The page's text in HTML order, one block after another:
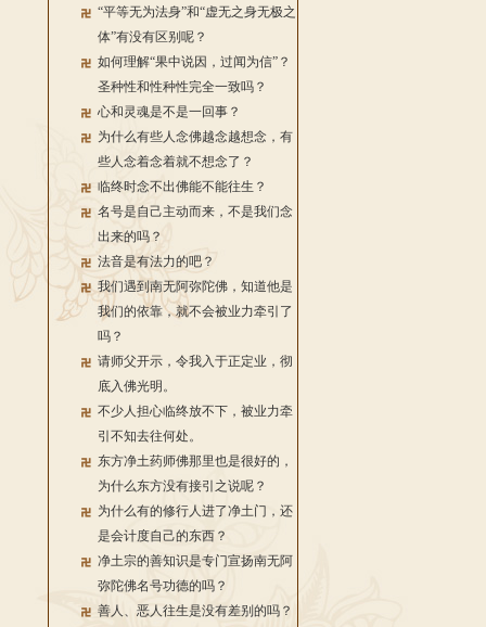
“平等无为法身”和“虚无之身无极之
体”有没有区别呢？
如何理解“果中说因，过闻为信”？
圣种性和性种性完全一致吗？
心和灵魂是不是一回事？
为什么有些人念佛越念越想念，有
些人念着念着就不想念了？
临终时念不出佛能不能往生？
名号是自己主动而来，不是我们念
出来的吗？
法音是有法力的吧？
我们遇到南无阿弥陀佛，知道他是
我们的依靠，就不会被业力牵引了
吗？
请师父开示，令我入于正定业，彻
底入佛光明。
不少人担心临终放不下，被业力牵
引不知去往何处。
东方净土药师佛那里也是很好的，
为什么东方没有接引之说呢？
为什么有的修行人进了净土门，还
是会计度自己的东西？
净土宗的善知识是专门宣扬南无阿
弥陀佛名号功德的吗？
善人、恶人往生是没有差别的吗？